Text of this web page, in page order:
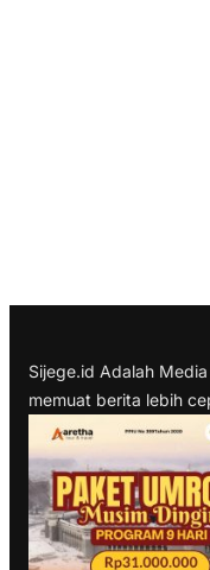
Sijege.id Adalah
memuat berita lebih